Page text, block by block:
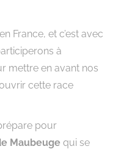
France, et c’est avec
à
mettre en avant nos
cette race
pour
Maubeuge qui se